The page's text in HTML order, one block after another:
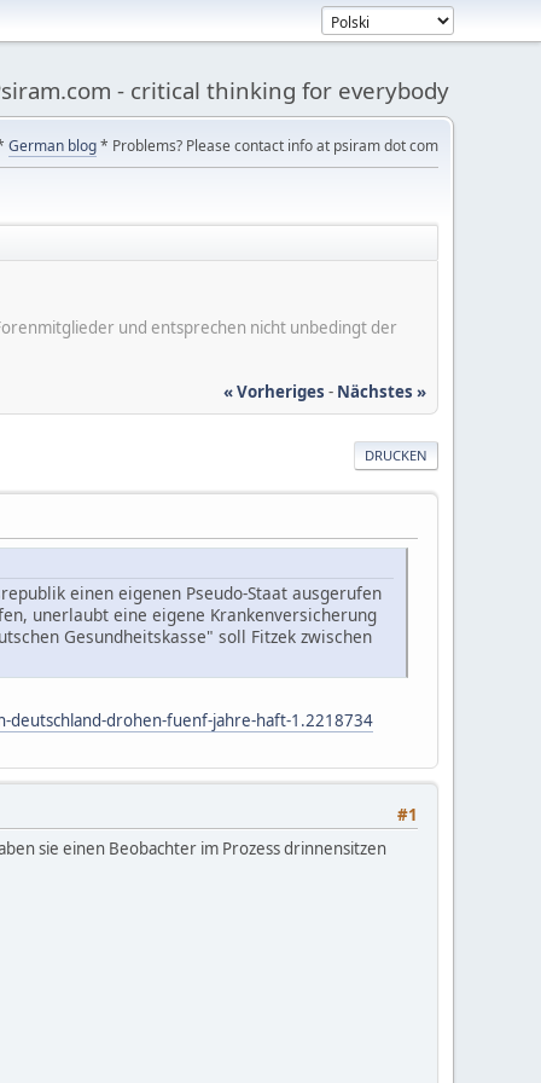
- critical thinking for everybody
German blog* Problems? Please contact info at psiram dot com
und entsprechen nicht unbedingt der
« Vorheriges - Nächstes »
DRUCKEN
einen eigenen Pseudo-Staat ausgerufen
unerlaubt eine eigene Krankenversicherung
Gesundheitskasse" soll Fitzek zwischen
drohen-fuenf-jahre-haft-1.2218734
#1
sie einen Beobachter im Prozess drinnensitzen